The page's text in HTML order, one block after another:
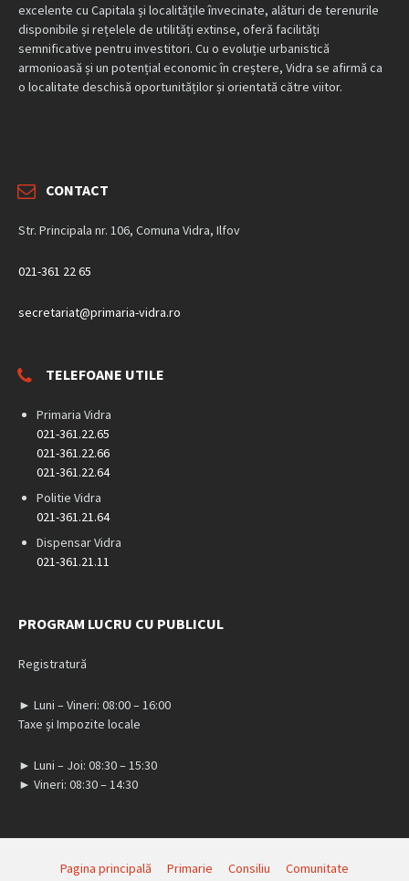
excelente cu Capitala și localitățile învecinate, alături de terenurile
disponibile și rețelele de utilități extinse, oferă facilități
semnificative pentru investitori. Cu o evoluție urbanistică
armonioasă și un potențial economic în creștere, Vidra se afirmă ca
o localitate deschisă oportunităților și orientată către viitor.
CONTACT
Str. Principala nr. 106, Comuna Vidra, Ilfov
021-361 22 65
secretariat@primaria-vidra.ro
TELEFOANE UTILE
Primaria Vidra
021-361.22.65
021-361.22.66
021-361.22.64
Politie Vidra
021-361.21.64
Dispensar Vidra
021-361.21.11
PROGRAM LUCRU CU PUBLICUL
Registratură
► Luni – Vineri: 08:00 – 16:00
Taxe și Impozite locale
► Luni – Joi: 08:30 – 15:30
► Vineri: 08:30 – 14:30
Pagina principală Primarie Consiliu
Comunitate